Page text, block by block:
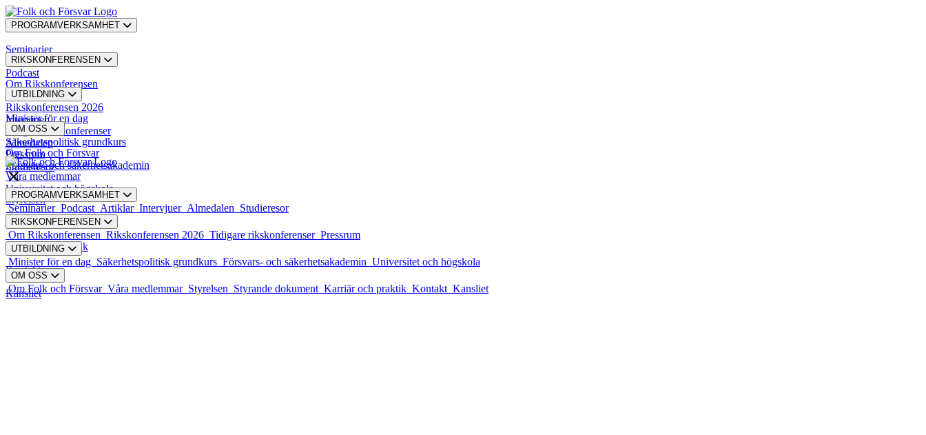
PROGRAMVERKSAMHET
Seminarier
Podcast
Artiklar
Intervjuer
Almedalen
Studieresor
RIKSKONFERENSEN
Om Rikskonferensen
Rikskonferensen 2026
Tidigare rikskonferenser
Pressrum
UTBILDNING
Minister för en dag
Säkerhetspolitisk grundkurs
Försvars- och säkerhetsakademin
Universitet och högskola
OM OSS
Om Folk och Försvar
Våra medlemmar
Styrelsen
Styrande dokument
Karriär och praktik
Kontakt
Kansliet
PROGRAMVERKSAMHET
Seminarier Podcast Artiklar Intervjuer Almedalen Studieresor
RIKSKONFERENSEN
Om Rikskonferensen Rikskonferensen 2026 Tidigare rikskonferenser Pressrum
UTBILDNING
Minister för en dag Säkerhetspolitisk grundkurs Försvars- och säkerhetsakademin Universitet och högskola
OM OSS
Om Folk och Försvar Våra medlemmar Styrelsen Styrande dokument Karriär och praktik Kontakt Kansliet